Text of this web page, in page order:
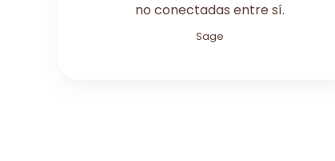
no conectadas entre sí.
Sage